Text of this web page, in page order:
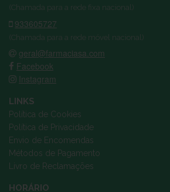
(Chamada para a rede fixa nacional)
933605727
(Chamada para a rede móvel nacional)
geral@farmaciasa.com
Facebook
Instagram
LINKS
Política de Cookies
Política de Privacidade
Envio de Encomendas
Métodos de Pagamento
Livro de Reclamações
HORÁRIO